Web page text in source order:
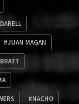
DARELL
JUAN MAGAN
NACHO